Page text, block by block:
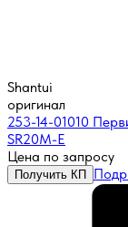
Shantui
оригинал
253-14-01010
SR20M-E
Цена по запросу
Получить КП